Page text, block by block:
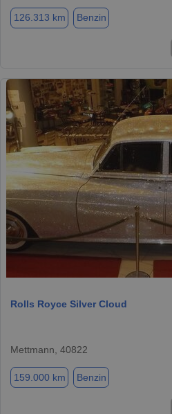
126.313 km Benzin
Rolls Royce Silver Cloud
Mettmann, 40822
159.000 km Benzin